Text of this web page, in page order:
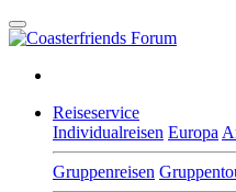
Reiseservice
Individualreisen Europa
Gruppenreisen